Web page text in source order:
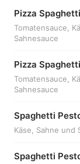
Pizza
Tomatensauce,
Sahnesauce
Pizza
Tomatensauce,
Sahnesauce
Spaghetti
Käse, Sahne und
Spaghetti